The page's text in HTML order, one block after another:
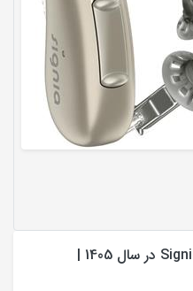
قیمت و خرید سمعک زیمنس Signia در سال 1405 |